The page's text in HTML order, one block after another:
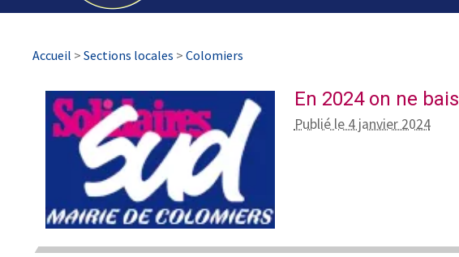
Accueil > Sections locales > Colomiers
En 2024 on ne
Publié le 4 janvier 2024